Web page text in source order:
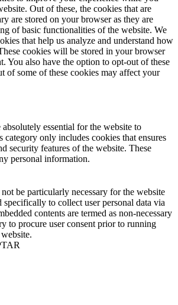
Out of these, the cookies that are
are stored on your browser as they are
of basic functionalities of the website. We
that help us analyze and understand how
cookies will be stored in your browser
You also have the option to opt-out of these
of some of these cookies may affect your
absolutely essential for the website to
only includes cookies that ensures
security features of the website. These
personal information.
be particularly necessary for the website
specifically to collect user personal data via
contents are termed as non-necessary
to procure user consent prior to running